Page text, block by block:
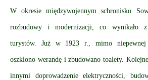
W okresie międzywojennym schronisko
rozbudowy i modernizacji, co wynikało z
turystów. Już w 1923 r., mimo niepewnej
oszklono werandę i zbudowano toalety.
innymi doprowadzenie elektryczności,